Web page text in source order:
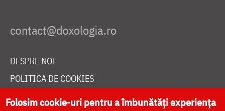
DESPRE NOI
POLITICA DE COOKIES
DONEAZĂ ONLINE PENTRU CATEDRALA NAȚIONALĂ
Folosim cookie-uri pentru a îmbunătăți experiența